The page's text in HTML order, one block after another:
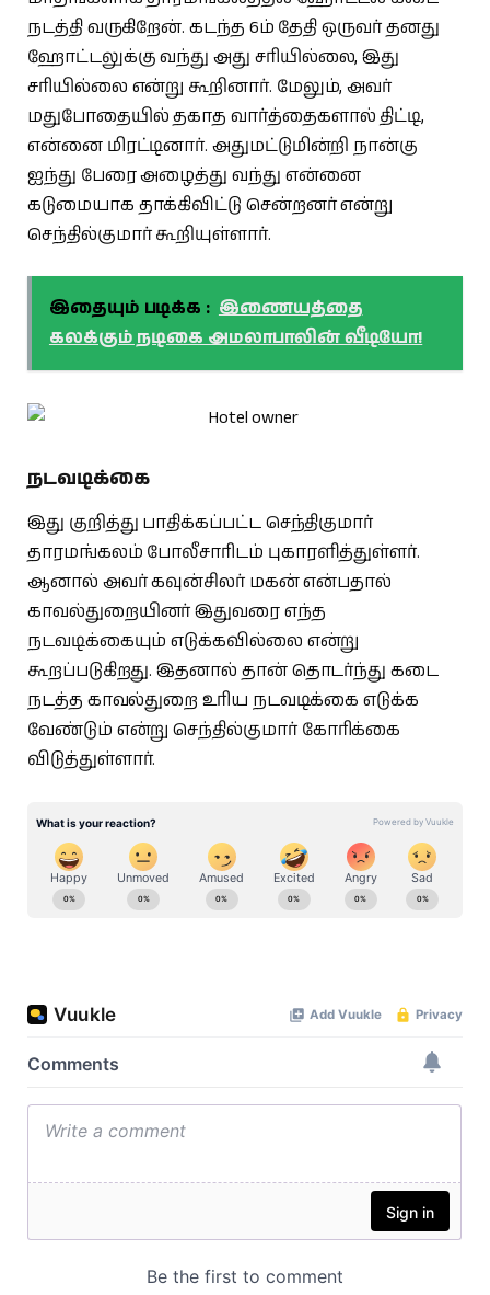
நடத்தி வருகிறேன். கடந்த 6ம் தேதி ஒருவர் தனது
ஹோட்டலுக்கு வந்து அது சரியில்லை, இது
சரியில்லை என்று கூறினார். மேலும், அவர்
மதுபோதையில் தகாத வார்த்தைகளால் திட்டி,
என்னை மிரட்டினார். அதுமட்டுமின்றி நான்கு
ஐந்து பேரை அழைத்து வந்து என்னை
கடுமையாக தாக்கிவிட்டு சென்றனர் என்று
செந்தில்குமார் கூறியுள்ளார்.
இதையும் படிக்க : இணையத்தை
கலக்கும் நடிகை அமலாபாலின் வீடியோ!
நடவடிக்கை
இது குறித்து பாதிக்கப்பட்ட செந்திகுமார்
தாரமங்கலம் போலீசாரிடம் புகாரளித்துள்ளர்.
ஆனால் அவர் கவுன்சிலர் மகன் என்பதால்
காவல்துறையினர் இதுவரை எந்த
நடவடிக்கையும் எடுக்கவில்லை என்று
கூறப்படுகிறது. இதனால் தான் தொடர்ந்து கடை
நடத்த காவல்துறை உரிய நடவடிக்கை எடுக்க
வேண்டும் என்று செந்தில்குமார் கோரிக்கை
விடுத்துள்ளார்.